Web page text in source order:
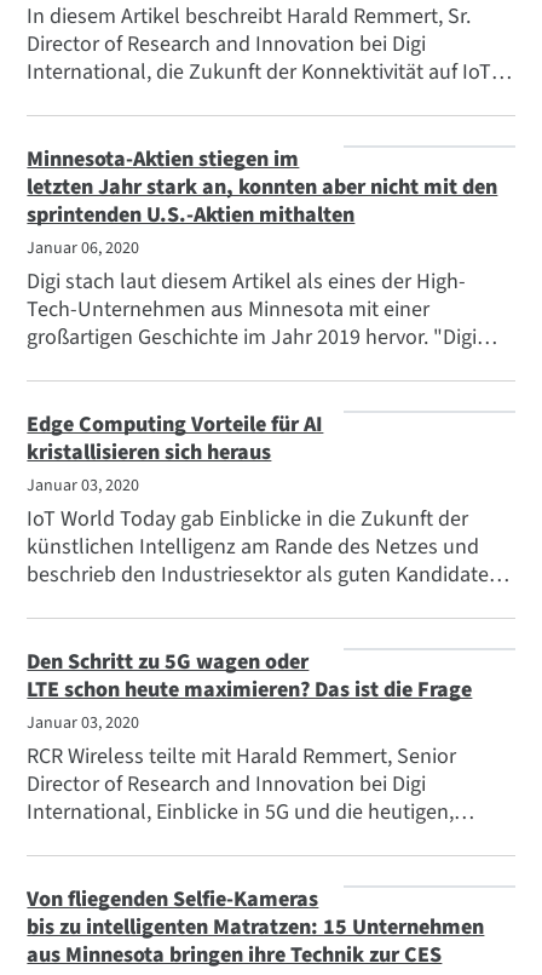
In diesem Artikel beschreibt Harald Remmert, Sr.
Director of Research and Innovation bei Digi
International, die Zukunft der Konnektivität auf IoT ,
Minnesota-Aktien stiegen im
letzten Jahr stark an, konnten aber nicht mit den
sprintenden U.S.-Aktien mithalten
Januar 06, 2020
Digi stach laut diesem Artikel als eines der High-
Tech-Unternehmen aus Minnesota mit einer
großartigen Geschichte im Jahr 2019 hervor. "Digi
zugehöriger Software, schaffte in diesem Jahr den
lang erwarteten Turnaround, der das in Hopkins
ansässige Unternehmen auf Platz 5 des Piper-Index
mit einer Rendite von 79 % katapultierte."
Edge Computing Vorteile für AI
kristallisieren sich heraus
Januar 03, 2020
IoT World Today gab Einblicke in die Zukunft der
künstlichen Intelligenz am Rande des Netzes und
beschrieb den Industriesektor als guten Kandidaten
darunter Harald Remmert, Senior Director of
Research and Innovation bei Digi International.
Den Schritt zu 5G wagen oder
LTE schon heute maximieren? Das ist die Frage
Januar 03, 2020
RCR Wireless teilte mit Harald Remmert, Senior
Director of Research and Innovation bei Digi
International, Einblicke in 5G und die heutigen,
Von fliegenden Selfie-Kameras
bis zu intelligenten Matratzen: 15 Unternehmen
aus Minnesota bringen ihre Technik zur CES